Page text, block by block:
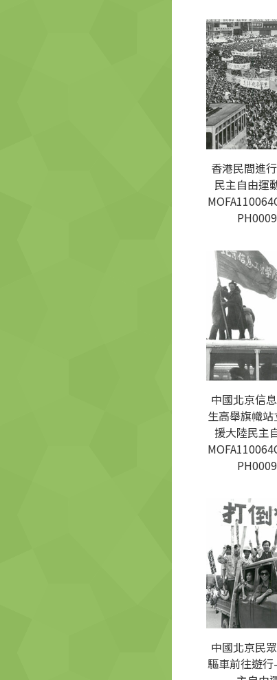
香港民間進
民主自由運
中國北京信
生高舉旗幟
援大陸民主
中國北京民
驅車前往遊